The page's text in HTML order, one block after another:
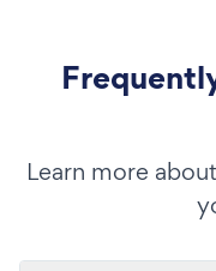
Learn more